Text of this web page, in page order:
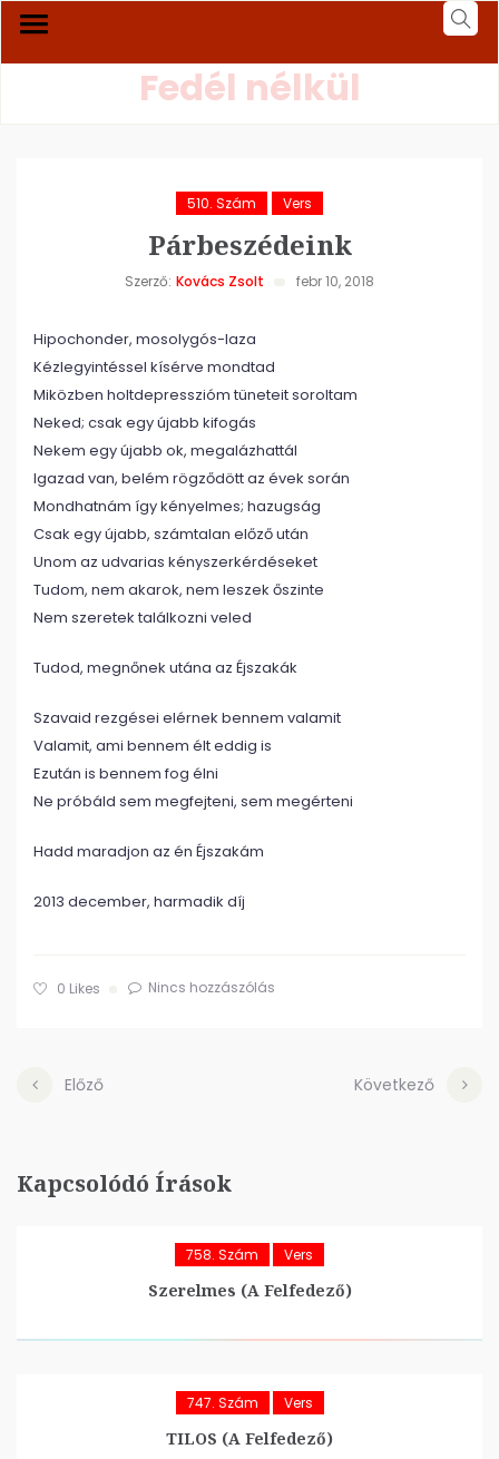
Fedél nélkül
510. Szám Vers
Párbeszédeink
Szerző: Kovács Zsolt febr 10, 2018
Hipochonder, mosolygós-laza
Kézlegyintéssel kísérve mondtad
Miközben holtdepresszióm tüneteit soroltam
Neked; csak egy újabb kifogás
Nekem egy újabb ok, megalázhattál
Igazad van, belém rögződött az évek során
Mondhatnám így kényelmes; hazugság
Csak egy újabb, számtalan előző után
Unom az udvarias kényszerkérdéseket
Tudom, nem akarok, nem leszek őszinte
Nem szeretek találkozni veled
Tudod, megnőnek utána az Éjszakák
Szavaid rezgései elérnek bennem valamit
Valamit, ami bennem élt eddig is
Ezután is bennem fog élni
Ne próbáld sem megfejteni, sem megérteni
Hadd maradjon az én Éjszakám
2013 december, harmadik díj
0 Likes Nincs hozzászólás
Előző Következő
Kapcsolódó Írások
758. Szám Vers
Szerelmes (A Felfedező)
747. Szám Vers
TILOS (A Felfedező)